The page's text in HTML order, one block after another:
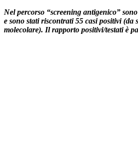
Nel percorso “screening antigenico”
e sono stati riscontrati 55 casi positivi (da
molecolare). Il rapporto positivi/testati è